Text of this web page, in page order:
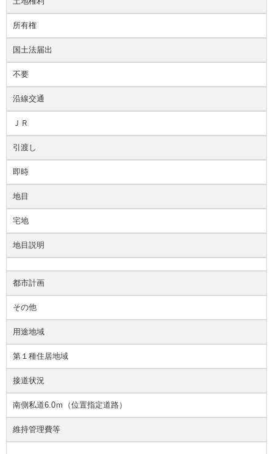
所有権
国土法届出
不要
沿線交通
ＪＲ
引渡し
即時
地目
宅地
地目説明
都市計画
その他
用途地域
第１種住居地域
接道状況
南側私道6.0ｍ（位置指定道路）
維持管理費等